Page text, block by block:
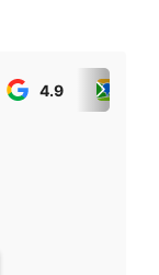
4.9